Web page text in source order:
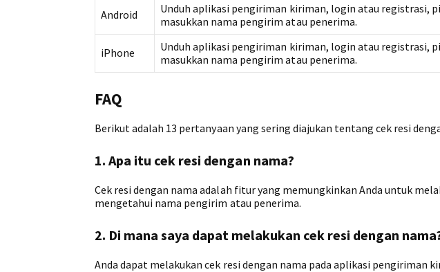
Android
Unduh aplikasi pengiriman kiriman, login atau registrasi,
masukkan nama pengirim atau penerima.
iPhone
Unduh aplikasi pengiriman kiriman, login atau registrasi,
masukkan nama pengirim atau penerima.
FAQ
Berikut adalah 13 pertanyaan yang sering diajukan tentang cek resi
1. Apa itu cek resi dengan nama?
Cek resi dengan nama adalah fitur yang memungkinkan Anda untuk
mengetahui nama pengirim atau penerima.
2. Di mana saya dapat melakukan cek resi dengan
Anda dapat melakukan cek resi dengan nama pada aplikasi pengiriman